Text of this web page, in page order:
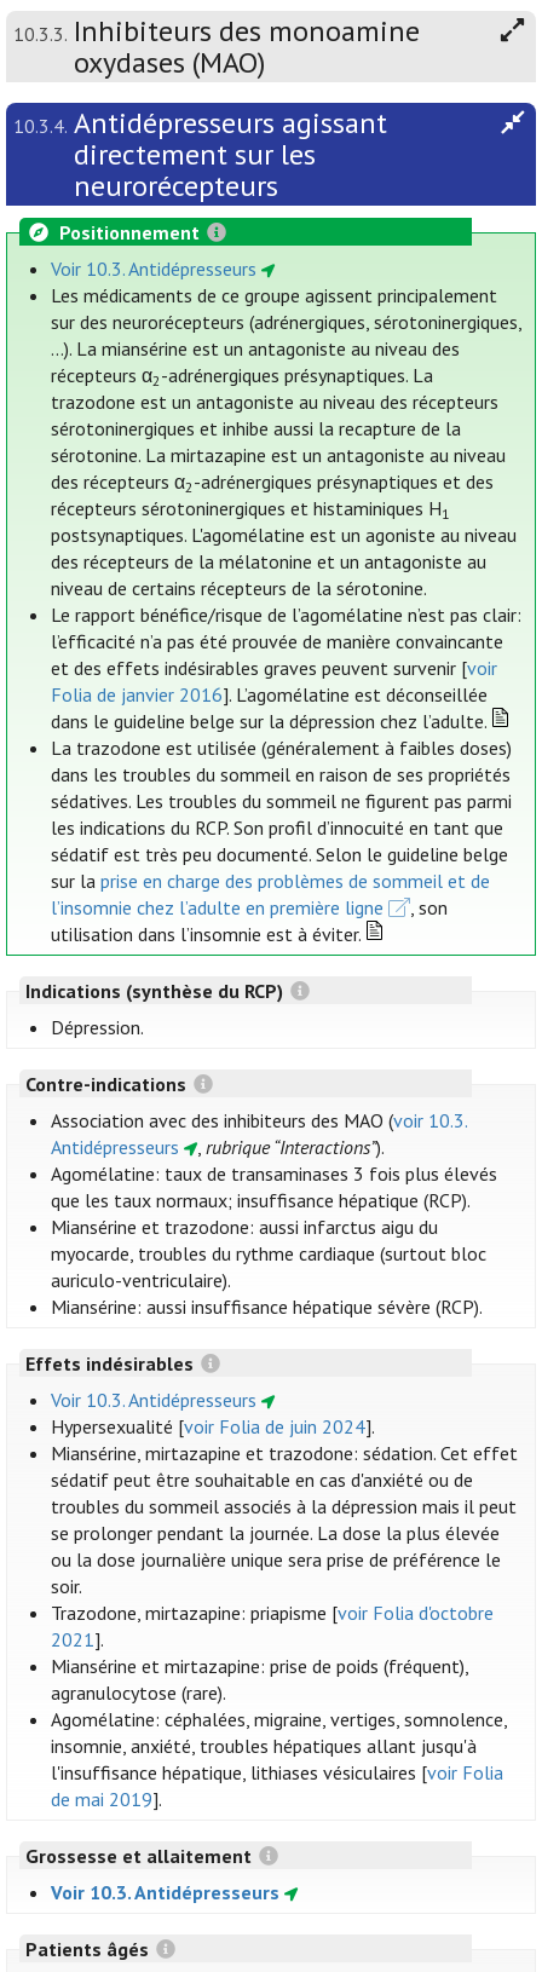
10.3.3. Inhibiteurs des monoamine
oxydases (MAO)
10.3.4. Antidépresseurs agissant
directement sur les
neurorécepteurs
Positionnement
Voir 10.3. Antidépresseurs
Les médicaments de ce groupe agissent principalement
sur des neurorécepteurs (adrénergiques, sérotoninergiques,
...). La miansérine est un antagoniste au niveau des
récepteurs α2-adrénergiques présynaptiques. La
trazodone est un antagoniste au niveau des récepteurs
sérotoninergiques et inhibe aussi la recapture de la
sérotonine. La mirtazapine est un antagoniste au niveau
des récepteurs α2-adrénergiques présynaptiques et des
récepteurs sérotoninergiques et histaminiques H1
postsynaptiques. L'agomélatine est un agoniste au niveau
des récepteurs de la mélatonine et un antagoniste au
niveau de certains récepteurs de la sérotonine.
Le rapport bénéfice/risque de l’agomélatine n’est pas clair:
l’efficacité n’a pas été prouvée de manière convaincante
et des effets indésirables graves peuvent survenir [voir
Folia de janvier 2016]. L’agomélatine est déconseillée
dans le guideline belge sur la dépression chez l’adulte.
La trazodone est utilisée (généralement à faibles doses)
dans les troubles du sommeil en raison de ses propriétés
sédatives. Les troubles du sommeil ne figurent pas parmi
les indications du RCP. Son profil d’innocuité en tant que
sédatif est très peu documenté. Selon le guideline belge
sur laprise en charge des problèmes de sommeil et de
l’insomnie chez l’adulte en première ligne
, son
utilisation dans l’insomnie est à éviter.
Indications (synthèse du RCP)
Dépression.
Contre-indications
Association avec des inhibiteurs des MAO (voir 10.3.
Antidépresseurs
, rubrique “Interactions”).
Agomélatine: taux de transaminases 3 fois plus élevés
que les taux normaux; insuffisance hépatique (RCP).
Miansérine et trazodone: aussi infarctus aigu du
myocarde, troubles du rythme cardiaque (surtout bloc
auriculo-ventriculaire).
Miansérine: aussi insuffisance hépatique sévère (RCP).
Effets indésirables
Voir 10.3. Antidépresseurs
Hypersexualité [voir Folia de juin 2024].
Miansérine, mirtazapine et trazodone: sédation. Cet effet
sédatif peut être souhaitable en cas d'anxiété ou de
troubles du sommeil associés à la dépression mais il peut
se prolonger pendant la journée. La dose la plus élevée
ou la dose journalière unique sera prise de préférence le
soir.
Trazodone, mirtazapine: priapisme [voir Folia d'octobre
2021].
Miansérine et mirtazapine: prise de poids (fréquent),
agranulocytose (rare).
Agomélatine: céphalées, migraine, vertiges, somnolence,
insomnie, anxiété, troubles hépatiques allant jusqu'à
l'insuffisance hépatique, lithiases vésiculaires [voir Folia
de mai 2019].
Grossesse et allaitement
Voir 10.3. Antidépresseurs
Patients âgés